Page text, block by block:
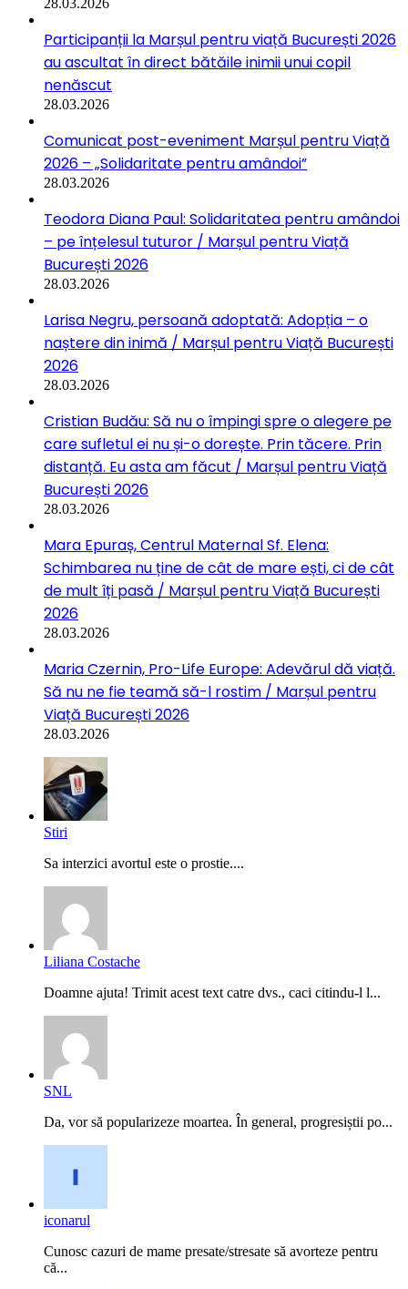
28.03.2026
Participanții la Marșul pentru viață București 2026
au ascultat în direct bătăile inimii unui copil
nenăscut
28.03.2026
Comunicat post-eveniment Marșul pentru Viață
2026 – „Solidaritate pentru amândoi”
28.03.2026
Teodora Diana Paul: Solidaritatea pentru amândoi
– pe înțelesul tuturor / Marșul pentru Viață
București 2026
28.03.2026
Larisa Negru, persoană adoptată: Adopția – o
naștere din inimă / Marșul pentru Viață București
2026
28.03.2026
Cristian Budău: Să nu o împingi spre o alegere pe
care sufletul ei nu și-o dorește. Prin tăcere. Prin
distanță. Eu asta am făcut / Marșul pentru Viață
București 2026
28.03.2026
Mara Epuraș, Centrul Maternal Sf. Elena:
Schimbarea nu ține de cât de mare ești, ci de cât
de mult îți pasă / Marșul pentru Viață București
2026
28.03.2026
Maria Czernin, Pro-Life Europe: Adevărul dă viață.
Să nu ne fie teamă să-l rostim / Marșul pentru
Viață București 2026
28.03.2026
Stiri
Sa interzici avortul este o prostie....
Liliana Costache
Doamne ajuta! Trimit acest text catre dvs., caci citindu-l l...
SNL
Da, vor să popularizeze moartea. În general, progresiștii po...
iconarul
Cunosc cazuri de mame presate/stresate să avorteze pentru
că...